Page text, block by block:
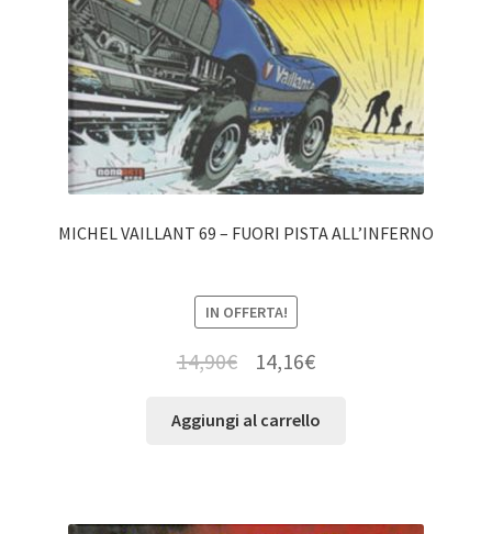
MICHEL VAILLANT 69 – FUORI PISTA ALL’INFERNO
IN OFFERTA!
14,90€ 14,16€
Aggiungi al carrello